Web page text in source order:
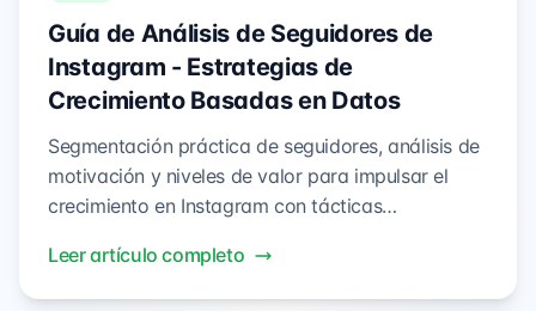
Guía de Análisis de Seguidores de
Instagram - Estrategias de
Crecimiento Basadas en Datos
Segmentación práctica de seguidores, análisis de
motivación y niveles de valor para impulsar el
crecimiento en Instagram con tácticas
Leer artículo completo